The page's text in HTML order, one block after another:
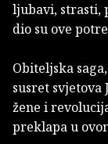
ljubavi, strasti,
dio su ove
Obiteljska
susret svjetova
žene i
preklapa u